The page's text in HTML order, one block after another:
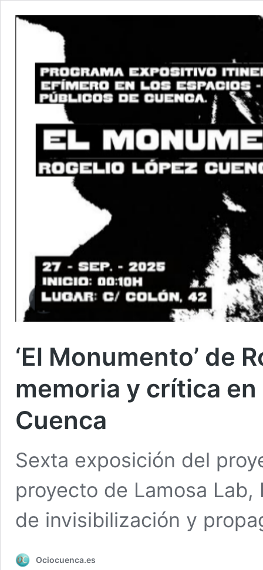
‘El Monumento’ de
memoria y crítica
Cuenca
Sexta exposición del
proyecto de Lamosa
de invisibilización y
Ociocuenca.es